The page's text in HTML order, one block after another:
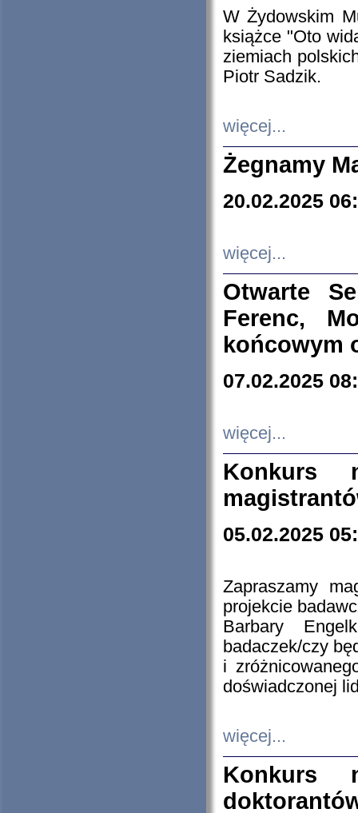
W Żydowskim
książce "Oto
ziemiach
Piotr Sadzik.
więcej...
Żegnamy
20.02.2025
więcej...
Otwarte
Ferenc,
końcowym
07.02.2025
więcej...
Konkurs
05.02.2025
Zapraszamy
projekcie
Barbary
badaczek/czy
i
doświadczonej
więcej...
Konkurs